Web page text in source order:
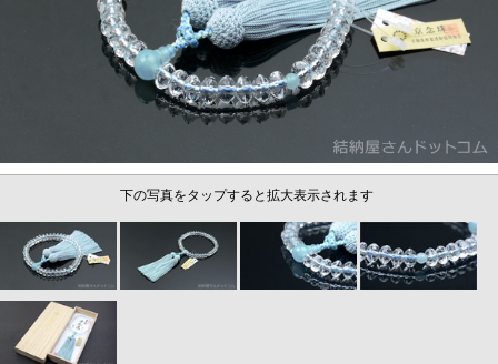
下の写真をタップすると拡大表示されます